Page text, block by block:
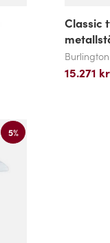
Classic
Burlington
15.271 kr
5%